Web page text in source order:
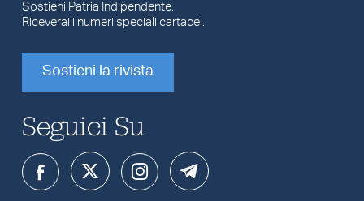
Sostieni Patria Indipendente.
Riceverai i numeri speciali cartacei.
Sostieni la rivista
Seguici Su